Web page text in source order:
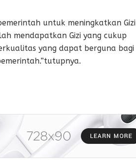
untuk meningkatkan Gizi
mendapatkan Gizi yang cukup
yang dapat berguna bagi